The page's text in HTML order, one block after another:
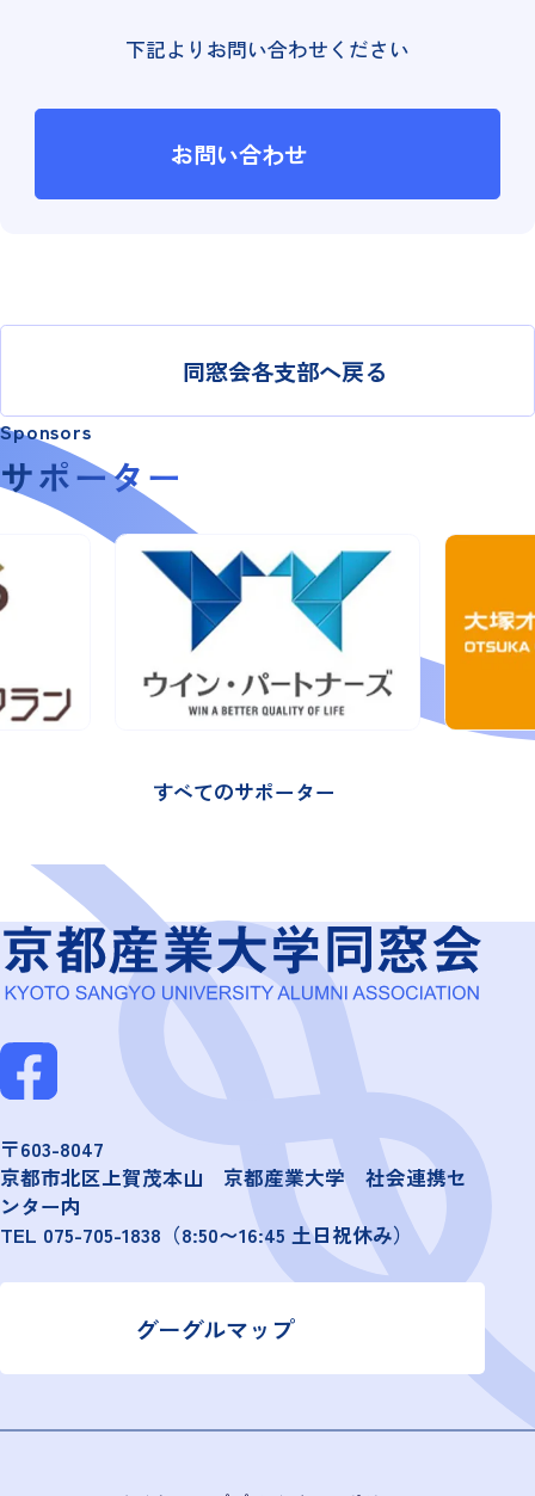
下記よりお問い合わせください
お問い合わせ
同窓会各支部へ戻る
Sponsors
サポーター
すべてのサポーター
〒603-8047
京都市北区上賀茂本山 京都産業大学 社会連携セ
ンター内
TEL 075-705-1838 （8:50〜16:45 土日祝休み）
グーグルマップ